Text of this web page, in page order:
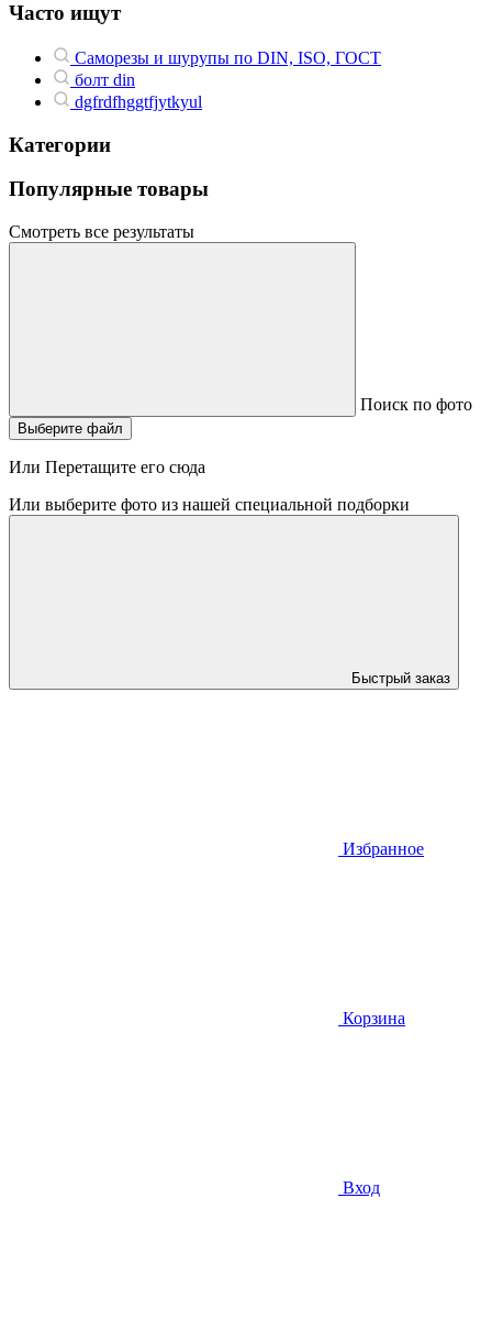
Часто ищут
Саморезы и шурупы по DIN, ISO, ГОСТ
болт din
dgfrdfhggtfjytkyul
Категории
Популярные товары
Смотреть все результаты
Поиск по фото
Выберите файл
Или Перетащите его сюда
Или выберите фото из нашей специальной подборки
Быстрый заказ
Избранное
Корзина
Вход